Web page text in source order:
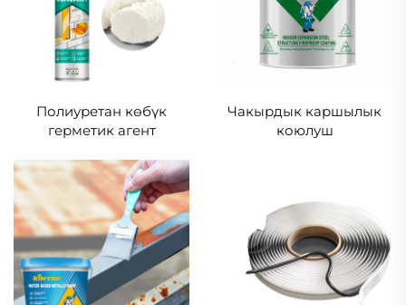
Полиуретан көбүк
герметик агент
Чакырдык каршылык
коюлуш